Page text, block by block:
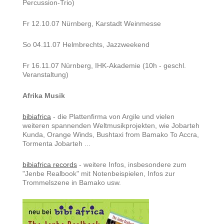
Percussion-Trio)
Fr 12.10.07 Nürnberg, Karstadt Weinmesse
So 04.11.07 Helmbrechts, Jazzweekend
Fr 16.11.07 Nürnberg, IHK-Akademie (10h - geschl.
Veranstaltung)
Afrika Musik
bibiafrica - die Plattenfirma von Argile und vielen
weiteren spannenden Weltmusikprojekten, wie Jobarteh
Kunda, Orange Winds, Bushtaxi from Bamako To Accra,
Tormenta Jobarteh ...
bibiafrica records - weitere Infos, insbesondere zum
"Jenbe Realbook" mit Notenbeispielen, Infos zur
Trommelszene in Bamako usw.